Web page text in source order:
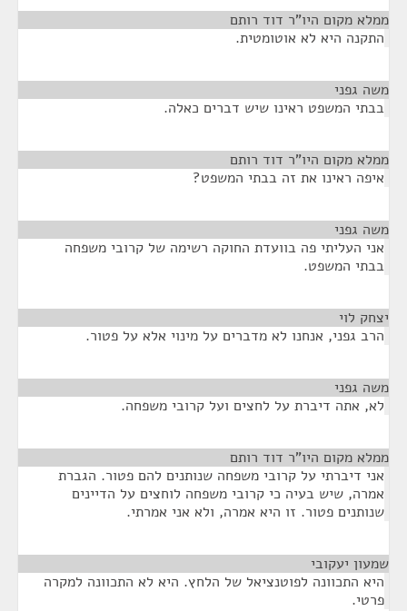
ממלא מקום היו"ר דוד רותם
התקנה היא לא אוטומטית.
משה גפני
בבתי המשפט ראינו שיש דברים כאלה.
ממלא מקום היו"ר דוד רותם
איפה ראינו את זה בבתי המשפט?
משה גפני
אני העליתי פה בוועדת החוקה רשימה של קרובי משפחה
בבתי המשפט.
יצחק לוי
הרב גפני, אנחנו לא מדברים על מינוי אלא על פטור.
משה גפני
לא, אתה דיברת על לחצים ועל קרובי משפחה.
ממלא מקום היו"ר דוד רותם
אני דיברתי על קרובי משפחה שנותנים להם פטור. הגברת
אמרה, שיש בעיה כי קרובי משפחה לוחצים על הדיינים
שנותנים פטור. זו היא אמרה, ולא אני אמרתי.
שמעון יעקובי
היא התכוונה לפוטנציאל של הלחץ. היא לא התכוונה למקרה
פרטי.